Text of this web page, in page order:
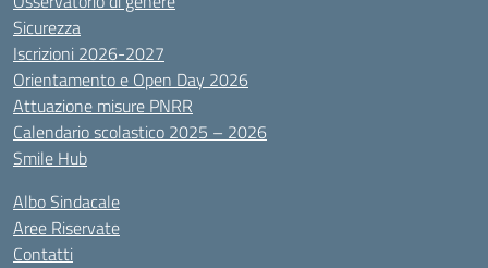
Sicurezza
Iscrizioni 2026-2027
Orientamento e Open Day 2026
Attuazione misure PNRR
Calendario scolastico 2025 – 2026
Smile Hub
Albo Sindacale
Aree Riservate
Contatti